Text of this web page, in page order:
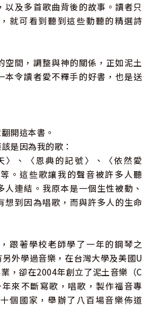
以及多首歌曲背後的故事。讀者只
就可看到聽到這些動聽的精選詩
空間，調整與神的關係，正如泥土
本令讀者愛不釋手的好書，也是送
開這本書。
是因為我的歌：
〉、〈恩典的記號〉、〈依然愛
。這些歌讓我的聲音被許多人聽
人連結。我原本是一個生性被動、
想到因為唱歌，而與許多人的生命
跟著學校老師學了一年的鋼琴之
外學過音樂，在台灣大學及美國U
，卻在2004年創立了泥土音樂（C
來不斷寫歌，唱歌，製作福音專
個國家，舉辦了八百場音樂佈道